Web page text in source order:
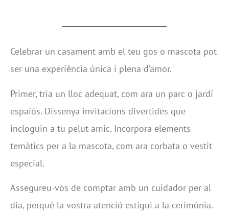
Celebrar un casament amb el teu gos o mascota pot
ser una experiència única i plena d’amor.
Primer, tria un lloc adequat, com ara un parc o jardí
espaiós. Dissenya invitacions divertides que
incloguin a tu pelut amic. Incorpora elements
temàtics per a la mascota, com ara corbata o vestit
especial.
Assegureu-vos de comptar amb un cuidador per al
dia, perquè la vostra atenció estigui a la cerimònia.